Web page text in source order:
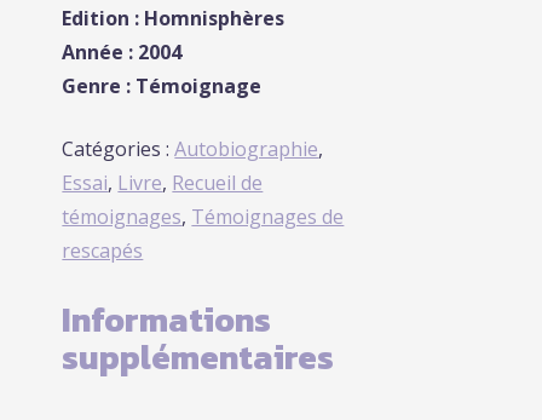
Edition : Homnisphères
Année : 2004
Genre : Témoignage
Catégories :Autobiographie,
Essai, Livre, Recueil de
témoignages, Témoignages de
rescapés
Informations
supplémentaires